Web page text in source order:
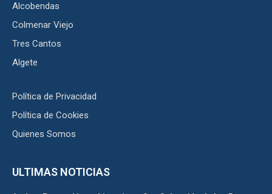
Alcobendas
Colmenar Viejo
Tres Cantos
Algete
Política de Privacidad
Política de Cookies
Quienes Somos
ULTIMAS NOTICIAS